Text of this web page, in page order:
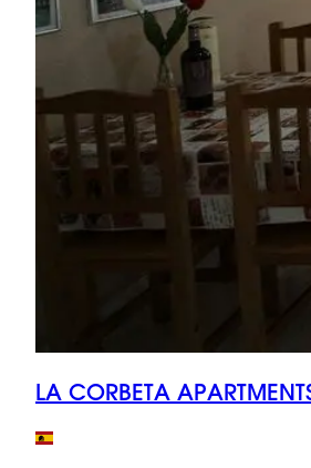
LA CORBETA